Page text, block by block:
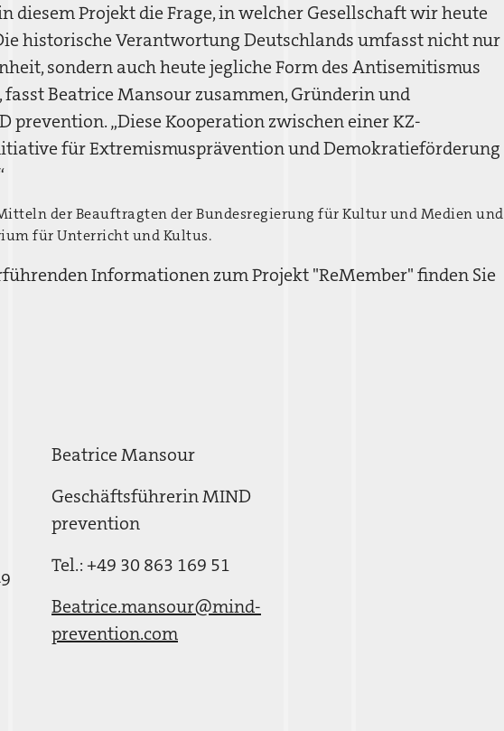
diesem Projekt die Frage, in welcher Gesellschaft wir heute
historische Verantwortung Deutschlands umfasst nicht nur
sondern auch heute jegliche Form des Antisemitismus
fasst Beatrice Mansour zusammen, Gründerin und
prevention. „Diese Kooperation zwischen einer KZ-
für Extremismusprävention und Demokratieförderung
der Beauftragten der Bundesregierung für Kultur und Medien und
für Unterricht und Kultus.
Informationen zum Projekt "ReMember" finden Sie
Beatrice Mansour
Geschäftsführerin MIND
prevention
Tel.: +49 30 863 169 51
Beatrice.mansour@mind-
prevention.com